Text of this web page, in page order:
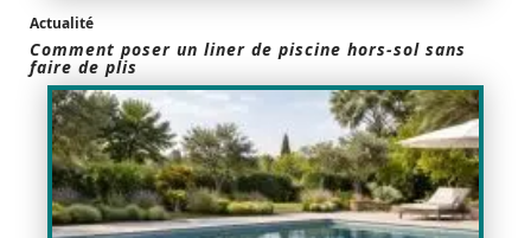
Actualité
Comment poser un liner de piscine hors-sol sans
faire de plis